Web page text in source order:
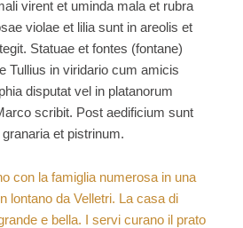
virent et uminda mala et rubra
violae et lilia sunt in areolis et
Statuae et fontes (fontane)
Tullius in viridario cum amicis
disputat vel in platanorum
scribit. Post aedificium sunt
et pistrinum.
con la famiglia numerosa in una
lontano da Velletri. La casa di
e bella. I servi curano il prato